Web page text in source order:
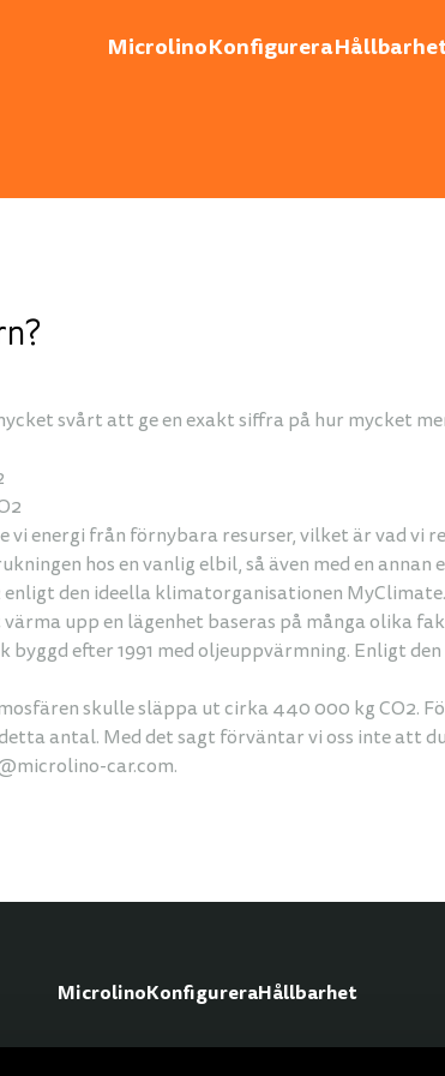
Microlino Konfigurera
svårt att ge en exakt siffra på hur mycket
vi energi från förnybara resurser, vilket är vad
hos en vanlig elbil, så även med en annan
enligt den ideella klimatorganisationen MyClimate.
upp en lägenhet baseras på många olika
efter 1991 med oljeuppvärmning. Enligt
skulle släppa ut cirka 440 000 kg CO2.
antal. Med det sagt förväntar vi oss inte att du
car.com.
Microlino KonfigureraHållbarhet